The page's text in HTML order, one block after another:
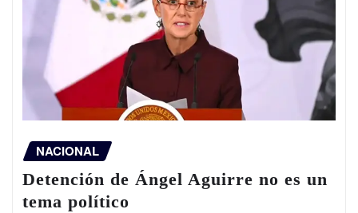
NACIONAL
Detención de Ángel Aguirre no es un
tema político